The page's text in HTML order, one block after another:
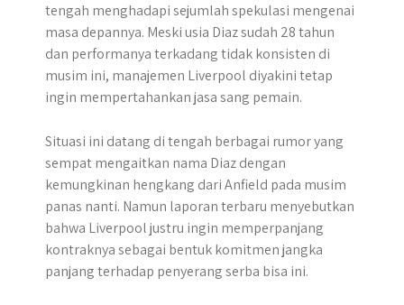
tengah menghadapi sejumlah spekulasi mengenai
masa depannya. Meski usia Diaz sudah 28 tahun
dan performanya terkadang tidak konsisten di
musim ini, manajemen Liverpool diyakini tetap
ingin mempertahankan jasa sang pemain.
Situasi ini datang di tengah berbagai rumor yang
sempat mengaitkan nama Diaz dengan
kemungkinan hengkang dari Anfield pada musim
panas nanti. Namun laporan terbaru menyebutkan
bahwa Liverpool justru ingin memperpanjang
kontraknya sebagai bentuk komitmen jangka
panjang terhadap penyerang serba bisa ini.